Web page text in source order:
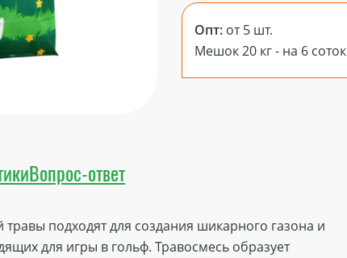
Опт:от 5 шт.
Мешок 20 кг - на 6 соток
Вопрос-ответ
подходят для создания шикарного газона и
для игры в гольф. Травосмесь образует